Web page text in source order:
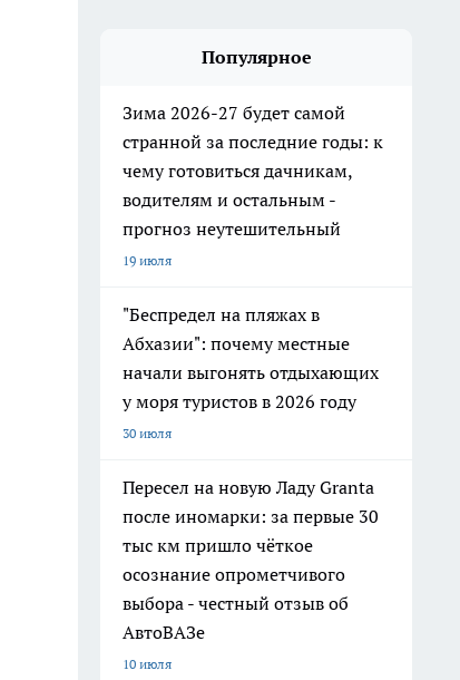
Популярное
Зима 2026-27 будет самой
странной за последние годы: к
чему готовиться дачникам,
водителям и остальным -
прогноз неутешительный
19 июля
"Беспредел на пляжах в
Абхазии": почему местные
начали выгонять отдыхающих
у моря туристов в 2026 году
30 июля
Пересел на новую Ладу Granta
после иномарки: за первые 30
тыс км пришло чёткое
осознание опрометчивого
выбора - честный отзыв об
АвтоВАЗе
10 июля